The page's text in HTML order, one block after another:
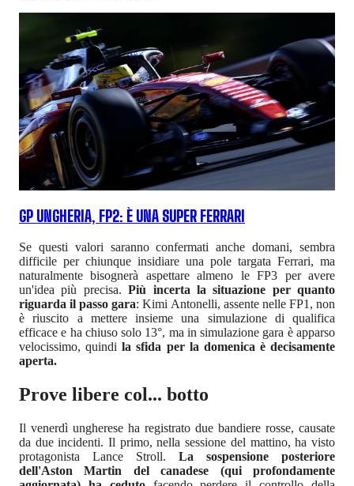
GP UNGHERIA, FP2: È UNA SUPER FERRARI
Se questi valori saranno confermati anche domani, sembra
difficile per chiunque insidiare una pole targata Ferrari, ma
naturalmente bisognerà aspettare almeno le FP3 per avere
un'idea più precisa.Più incerta la situazione per quanto
riguarda il passo gara: Kimi Antonelli, assente nelle FP1, non
è riuscito a mettere insieme una simulazione di qualifica
efficace e ha chiuso solo 13°, ma in simulazione gara è apparso
velocissimo, quindila sfida per la domenica è decisamente
aperta.
Prove libere col... botto
Il venerdì ungherese ha registrato due bandiere rosse, causate
da due incidenti. Il primo, nella sessione del mattino, ha visto
protagonista Lance Stroll. La sospensione posteriore
dell'Aston Martin del canadese (qui profondamente